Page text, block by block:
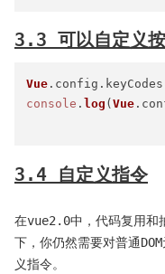
3.3 可以自定义
Vue . config . keyCodes
console . log ( Vue .
3.4 自定义指令
在vue2.0中，代码复用和
下，你仍然需要对普通
义指令。